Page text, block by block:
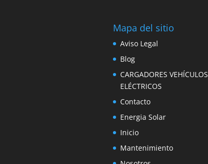
Mapa del sitio
Aviso Legal
Blog
CARGADORES VEHÍCULOS
ELÉCTRICOS
Contacto
Energia Solar
Inicio
Mantenimiento